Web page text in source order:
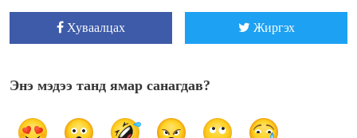
Хуваалцах Жиргэх
Энэ мэдээ танд ямар санагдав?